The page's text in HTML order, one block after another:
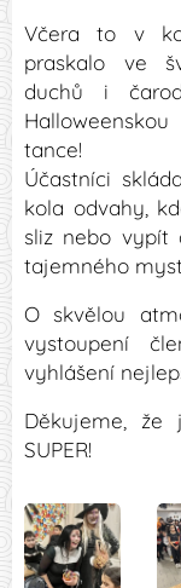
Včera to v
praskalo ve
duchů i
tance!
Účastníci
kola odvahy,
sliz nebo vypít
tajemného
O skvělou
vystoupení
vyhlášení
Děkujeme,
SUPER!